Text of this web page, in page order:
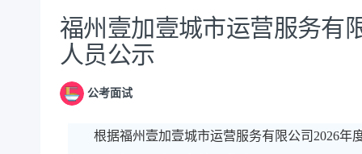
公告正文
福州壹加壹城市运营服务有
人员公示
公考面试
根据福州壹加壹城市运营服务有限公司2026年